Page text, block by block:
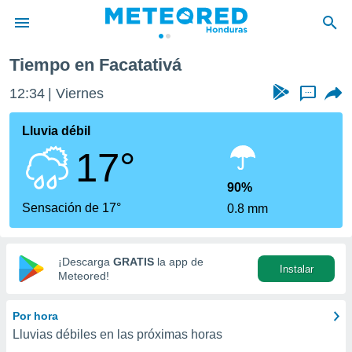
de
ha sido
para
que se
calidad.
a este
las
y
digital
basada
Tiempo en Facatativá
12:34 Viernes ...
Lluvia débil
17°
Sensación de 17°
90%
0.8 mm
¡Descarga GRATIS la app de
Meteored!
Instalar
Por hora
Lluvias débiles en las próximas horas